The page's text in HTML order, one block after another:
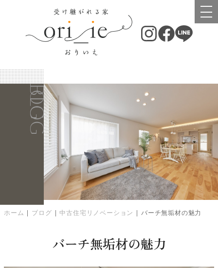
BLOG
BLOG
ホーム | ブログ | 中古住宅リノベーション | バーチ無垢材の魅力
バーチ無垢材の魅力